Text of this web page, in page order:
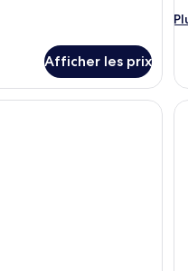
Afficher les prix
des chaises, une grande
chambre d’hôtel avec un lit, un